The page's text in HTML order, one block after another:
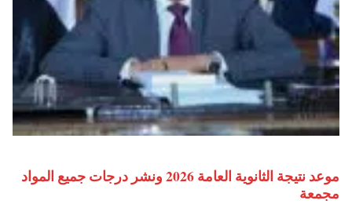
موعد نتيجة الثانوية العامة 2026 ونشر درجات جميع المواد
مجمعة